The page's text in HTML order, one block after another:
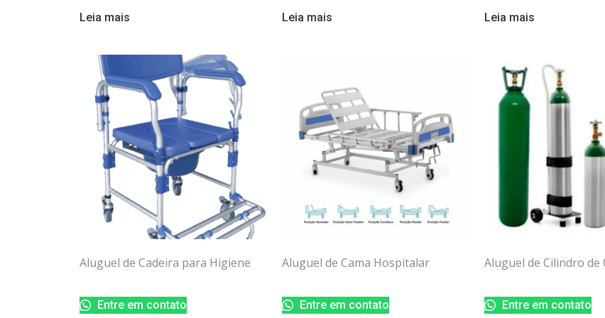
Leia mais Leia mais Leia mais
Aluguel de Cadeira para Higiene
Entre em contato
Aluguel de Cama Hospitalar
Entre em contato
Aluguel de Cilindro de
Entre em contato